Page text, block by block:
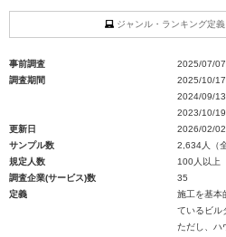
ジャンル・ランキング定
事前調査
2025/07/
調査期間
2025/10/
2024/09/
2023/10/
更新日
2026/02/02
サンプル数
2,634人（
規定人数
100人以上
調査企業(サービス)数
35
定義
施工を基本
ているビル
ただし、ハ